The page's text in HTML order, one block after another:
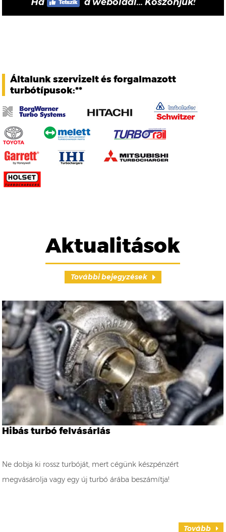
Általunk szervizelt és forgalmazott
turbótípusok:**
Aktualitások
További bejegyzések
Hibás turbó felvásárlás
Ne dobja ki rossz turbóját, mert cégünk készpénzért
megvásárolja vagy egy új turbó árába beszámítja!
Tovább